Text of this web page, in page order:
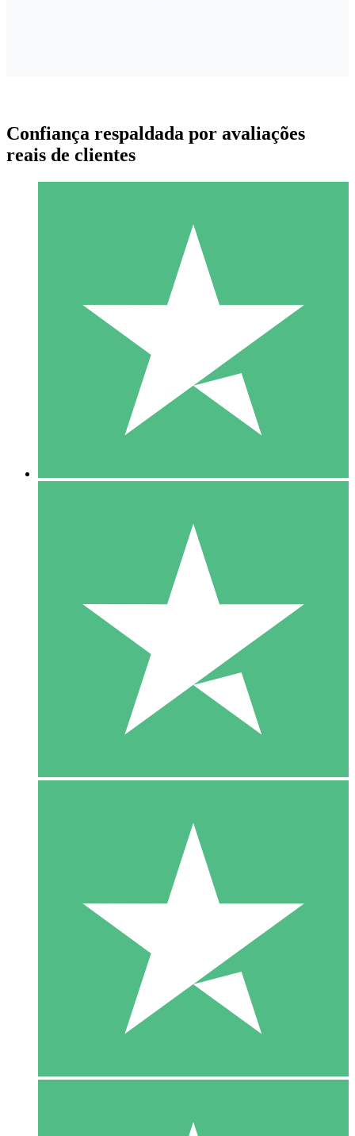
Pacotes de Créditos Individuais
Pague conforme o uso com créditos de download. Sem
1000
10 Downloads
20 00
Confiança respaldada por avaliações
reais de clientes